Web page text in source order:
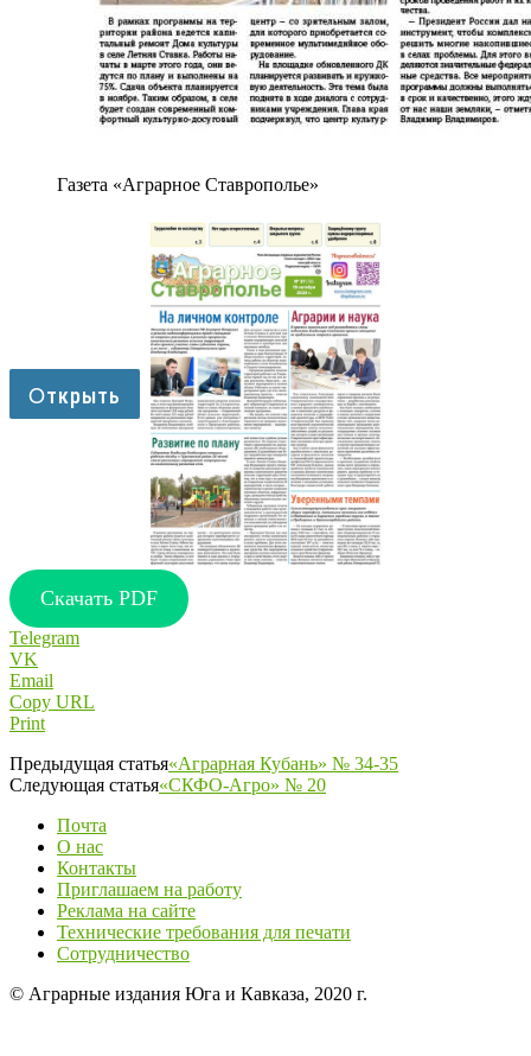
Газета «Аграрное Ставрополье»
Скачать PDF
Telegram
VK
Email
Copy URL
Print
Предыдущая статья«Аграрная Кубань» № 34-35
Следующая статья«СКФО-Агро» № 20
Почта
О нас
Контакты
Приглашаем на работу
Реклама на сайте
Технические требования для печати
Сотрудничество
© Аграрные издания Юга и Кавказа, 2020 г.